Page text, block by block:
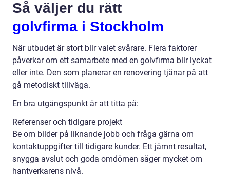
Så väljer du rätt
golvfirma i Stockholm
När utbudet är stort blir valet svårare. Flera faktorer
påverkar om ett samarbete med en golvfirma blir lyckat
eller inte. Den som planerar en renovering tjänar på att
gå metodiskt tillväga.
En bra utgångspunkt är att titta på:
Referenser och tidigare projekt
Be om bilder på liknande jobb och fråga gärna om
kontaktuppgifter till tidigare kunder. Ett jämnt resultat,
snygga avslut och goda omdömen säger mycket om
hantverkarens nivå.